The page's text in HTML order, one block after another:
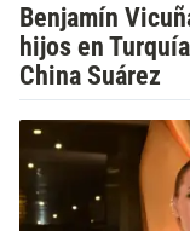
Benjamín
hijos en
China Suárez